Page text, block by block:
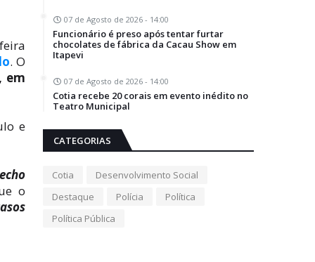
. O
em
e
o
07 de Agosto de 2026 - 14:00
Funcionário é preso após tentar furtar
chocolates de fábrica da Cacau Show em
Itapevi
07 de Agosto de 2026 - 14:00
Cotia recebe 20 corais em evento inédito no
Teatro Municipal
CATEGORIAS
Cotia
Desenvolvimento Social
Destaque
Polícia
Política
Política Pública